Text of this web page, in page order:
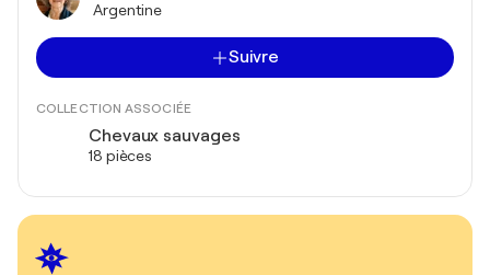
Argentine
Suivre
COLLECTION ASSOCIÉE
Chevaux sauvages
18 pièces